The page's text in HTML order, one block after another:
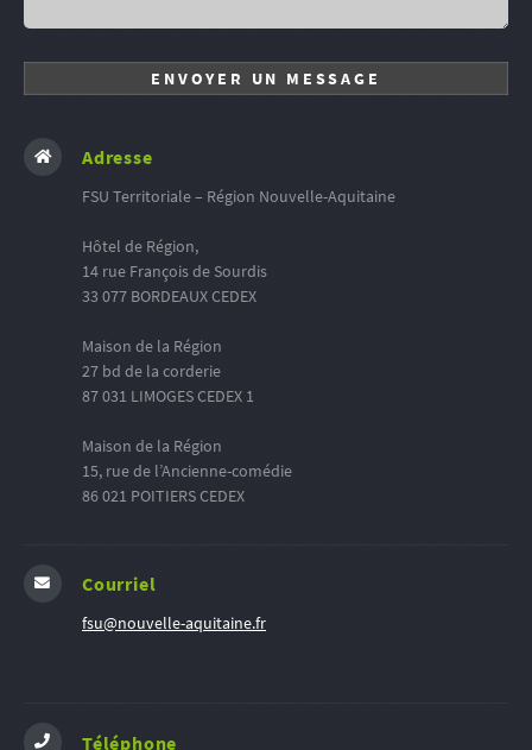
Adresse
FSU Territoriale – Région Nouvelle-Aquitaine
Hôtel de Région,
14 rue François de Sourdis
33 077 BORDEAUX CEDEX
Maison de la Région
27 bd de la corderie
87 031 LIMOGES CEDEX 1
Maison de la Région
15, rue de l’Ancienne-comédie
86 021 POITIERS CEDEX
Courriel
fsu@nouvelle-aquitaine.fr
Téléphone